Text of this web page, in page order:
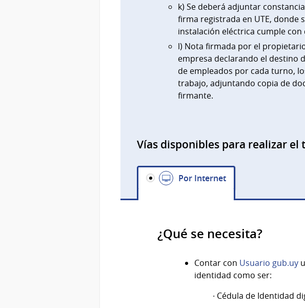
k) Se deberá adjuntar
firma registrada en UTE, donde
instalación eléctrica cumple con
l) Nota firmada por el
empresa declarando el destino
de empleados por cada turno,
trabajo, adjuntando copia de
firmante.
Vías disponibles para realizar el
Por Internet
¿Qué se necesita?
Contar con Usuario gub.uy
identidad como ser:
· Cédula de Identidad